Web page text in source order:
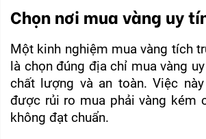
Chọn nơi mua vàng uy
Một kinh nghiệm mua vàng tích
là chọn đúng địa chỉ mua vàng
chất lượng và an toàn. Việc
được rủi ro mua phải vàng kém
không đạt chuẩn.